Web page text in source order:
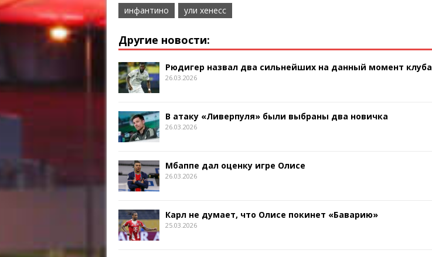
инфантино ули хенесс
Другие новости:
Рюдигер назвал два сильнейших на данный момент клуба
26.03.2026
В атаку «Ливерпуля» были выбраны два новичка
26.03.2026
Мбаппе дал оценку игре Олисе
26.03.2026
Карл не думает, что Олисе покинет «Баварию»
25.03.2026